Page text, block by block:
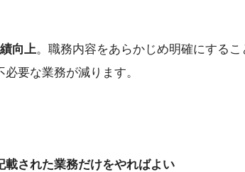
向上。職務内容をあらかじめ明確にするこ
要な業務が減ります。
された業務だけをやればよい